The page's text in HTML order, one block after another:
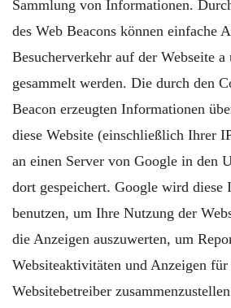
Sammlung von Informationen.
des Web Beacons können einfache
Besucherverkehr auf der Webseite
gesammelt werden. Die durch den
Beacon erzeugten Informationen
diese Website (einschließlich Ihrer
an einen Server von Google in den
dort gespeichert. Google wird diese
benutzen, um Ihre Nutzung der
die Anzeigen auszuwerten, um
Websiteaktivitäten und Anzeigen für
Websitebetreiber